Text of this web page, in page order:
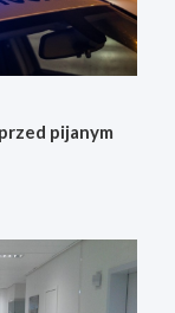
pijanym